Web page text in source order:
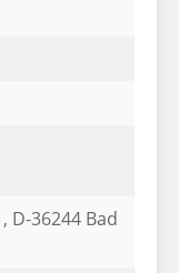
D-36244 Bad